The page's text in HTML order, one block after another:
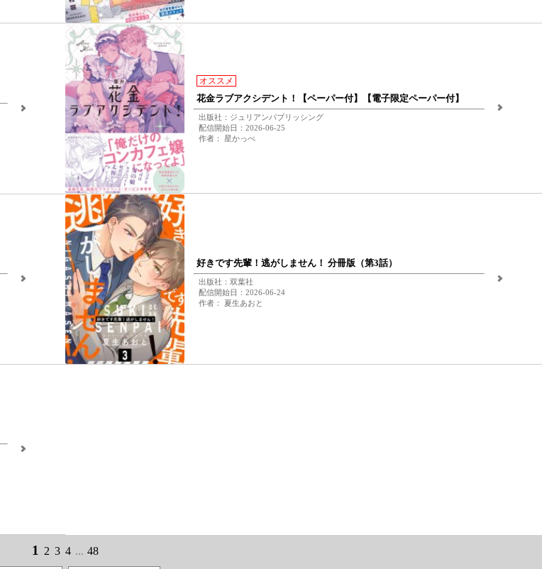
オススメ
花金ラブアクシデント！【ペーパー付】【電子限定ペーパー付】
出版社：ジュリアンパブリッシング
配信開始日：2026-06-25
作者： 星かっぺ
好きです先輩！逃がしません！ 分冊版（第3話）
出版社：双葉社
配信開始日：2026-06-24
作者： 夏生あおと
1 2 3 4 ... 48